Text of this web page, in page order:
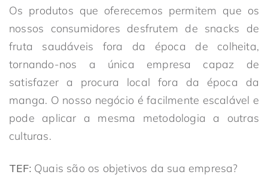
Os produtos que oferecemos permitem que os
nossos consumidores desfrutem de snacks de
fruta saudáveis fora da época de colheita,
tornando-nos a única empresa capaz de
satisfazer a procura local fora da época da
manga. O nosso negócio é facilmente escalável e
pode aplicar a mesma metodologia a outras
culturas.
TEF: Quais são os objetivos da sua empresa?